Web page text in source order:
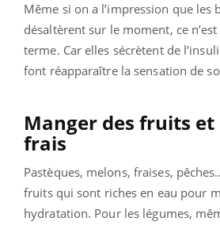
Même si on a l’impression que les
désaltèrent sur le moment, ce
terme. Car elles sécrètent de
font réapparaître la sensation de
Manger des fruits et
frais
Pastèques, melons, fraises,
fruits qui sont riches en eau pour
hydratation. Pour les légumes,